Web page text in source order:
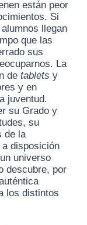
están peor
Si
llegan
que las
sus
La
de tablets y
y en
juventud.
su Grado y
su
de la
disposición
universo
descubre, por
los distintos